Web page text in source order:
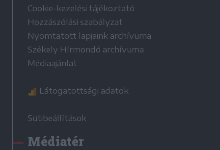
Cookie-kezelési tájékoztató
Hozzászólási szabályzat
Nyomtatott lapjaink archívuma
Székely Hírmondó archívuma
Médiaajánlat
Látogatottsági adatok
Sütibeállítások
Médiatér